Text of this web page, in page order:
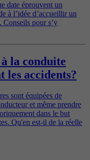
date éprouvent un
à l’idée d’accueillir un
Conseils pour s’y
la conduite
les accidents?
sont équipées de
et même prendre
dans le but
Qu'en est-il de la réelle